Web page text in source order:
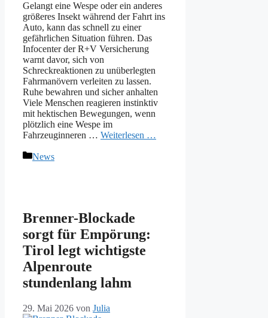
Gelangt eine Wespe oder ein anderes
größeres Insekt während der Fahrt ins
Auto, kann das schnell zu einer
gefährlichen Situation führen. Das
Infocenter der R+V Versicherung
warnt davor, sich von
Schreckreaktionen zu unüberlegten
Fahrmanövern verleiten zu lassen.
Ruhe bewahren und sicher anhalten
Viele Menschen reagieren instinktiv
mit hektischen Bewegungen, wenn
plötzlich eine Wespe im
Fahrzeuginneren … Weiterlesen …
Kategorien
News
Brenner-Blockade
sorgt für Empörung:
Tirol legt wichtigste
Alpenroute
stundenlang lahm
29. Mai 2026 von Julia